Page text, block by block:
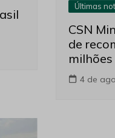
Últimas
CSN
de
4 de